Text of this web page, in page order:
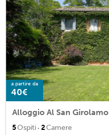
a partire da
40€
Alloggio Al San Girolamo
5Ospiti · 2Camere